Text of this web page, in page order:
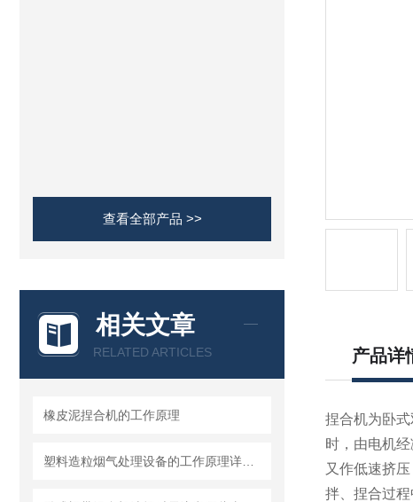
查看全部产品 >>
相关文章
RELATED ARTICLES
橡皮泥捏合机的工作原理
产品详
捏合机为卧
时，由电机
又作低速挤
拌、捏合过